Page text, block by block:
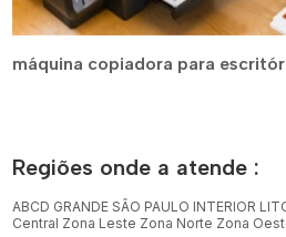
máquina copiadora para
Regiões onde a atende :
ABCD GRANDE SÃO PAULO INTERIOR
Central Zona Leste Zona Norte Zona